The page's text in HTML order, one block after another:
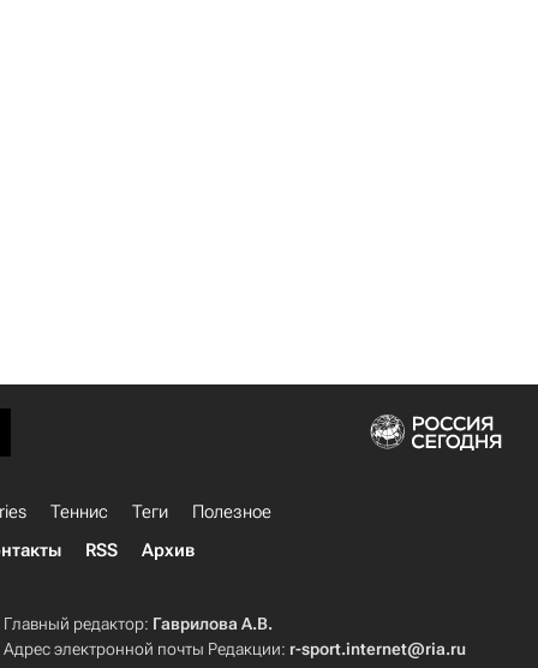
Теннис Теги
Полезное
RSS Архив
Главный редактор: Гаврилова А.В.
Адрес электронной почты Редакции: r-sport.internet@ria.ru